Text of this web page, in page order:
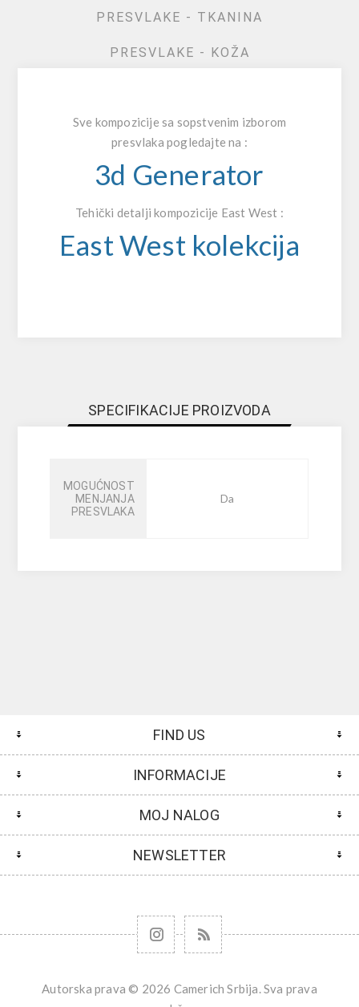
PRESVLAKE - TKANINA
PRESVLAKE - KOŽA
Sve kompozicije sa sopstvenim izborom
presvlaka pogledajte na :
3d Generator
Tehički detalji kompozicije East West :
East West kolekcija
SPECIFIKACIJE PROIZVODA
MOGUĆNOST
MENJANJA
PRESVLAKA
Da
FIND US
INFORMACIJE
MOJ NALOG
NEWSLETTER
Autorska prava © 2026 Camerich Srbija. Sva prava